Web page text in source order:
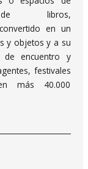
de libros,
en un
y objetos y a su
encuentro y
festivales
más 40.000